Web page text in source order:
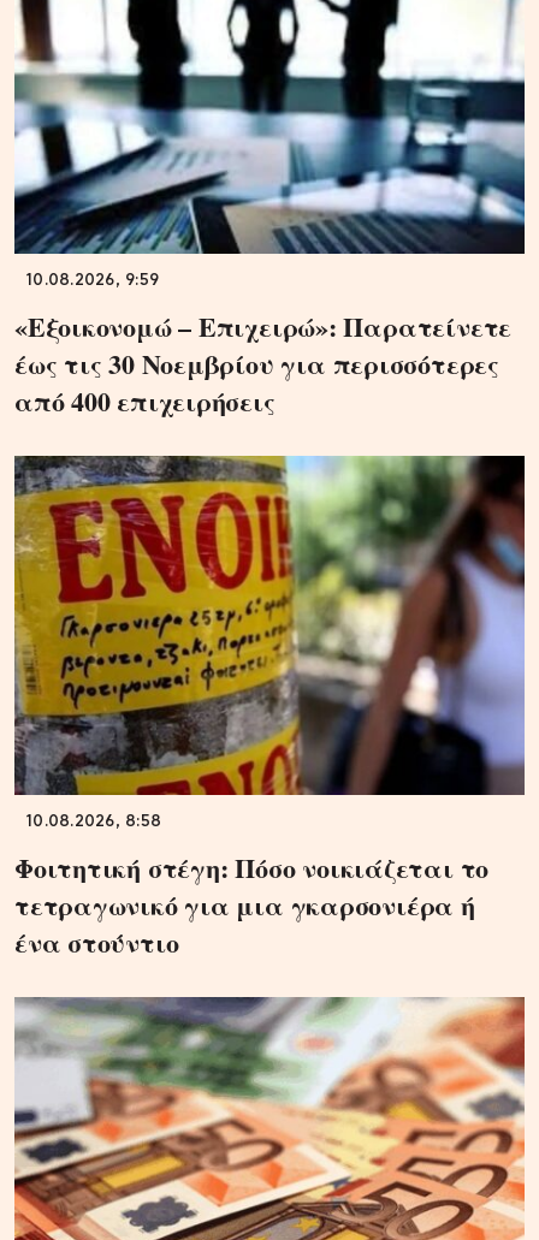
10.08.2026, 9:59
«Εξοικονομώ – Επιχειρώ»: Παρατείνετε
έως τις 30 Νοεμβρίου για περισσότερες
από 400 επιχειρήσεις
10.08.2026, 8:58
Φοιτητική στέγη: Πόσο νοικιάζεται το
τετραγωνικό για μια γκαρσονιέρα ή
ένα στούντιο